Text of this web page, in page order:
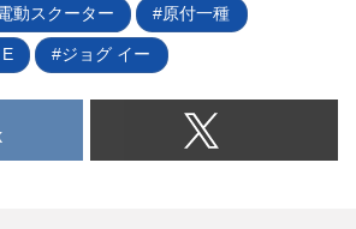
動スクーター 原付一種
ジョグ イー